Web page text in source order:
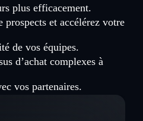
plus efficacement.
prospects et accélérez votre
de vos équipes.
d’achat complexes à
vos partenaires.